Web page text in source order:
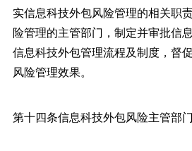
实信息科技外包风险管理的相关职
险管理的主管部门，制定并审批信
信息科技外包管理流程及制度，督
风险管理效果。
第十四条信息科技外包风险主管部